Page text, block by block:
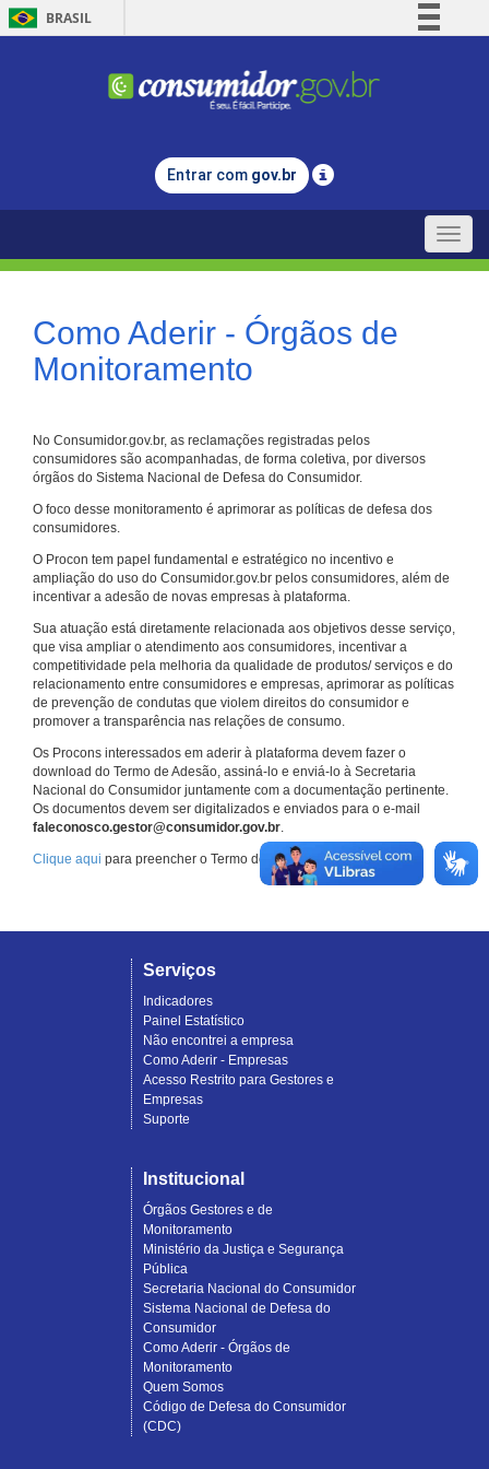
BRASIL
Comunica BR
Legislação
Entrar com gov.br
Toggle
Como Aderir - Órgãos de
Monitoramento
No Consumidor.gov.br, as reclamações registradas pelos
consumidores são acompanhadas, de forma coletiva, por diversos
órgãos do Sistema Nacional de Defesa do Consumidor.
O foco desse monitoramento é aprimorar as políticas de defesa dos
consumidores.
O Procon tem papel fundamental e estratégico no incentivo e
ampliação do uso do Consumidor.gov.br pelos consumidores, além de
incentivar a adesão de novas empresas à plataforma.
Sua atuação está diretamente relacionada aos objetivos desse serviço,
que visa ampliar o atendimento aos consumidores, incentivar a
competitividade pela melhoria da qualidade de produtos/ serviços e do
relacionamento entre consumidores e empresas, aprimorar as políticas
de prevenção de condutas que violem direitos do consumidor e
promover a transparência nas relações de consumo.
Os Procons interessados em aderir à plataforma devem fazer o
download do Termo de Adesão, assiná-lo e enviá-lo à Secretaria
Nacional do Consumidor juntamente com a documentação pertinente.
Os documentos devem ser digitalizados e enviados para o e-mail
faleconosco.gestor@consumidor.gov.br.
Clique aqui para preencher o Termo de Adesão.
Serviços
Indicadores
Painel Estatístico
Não encontrei a empresa
Como Aderir - Empresas
Acesso Restrito para Gestores e
Empresas
Suporte
Institucional
Órgãos Gestores e de
Monitoramento
Ministério da Justiça e Segurança
Pública
Secretaria Nacional do Consumidor
Sistema Nacional de Defesa do
Consumidor
Como Aderir - Órgãos de
Monitoramento
Quem Somos
Código de Defesa do Consumidor
(CDC)